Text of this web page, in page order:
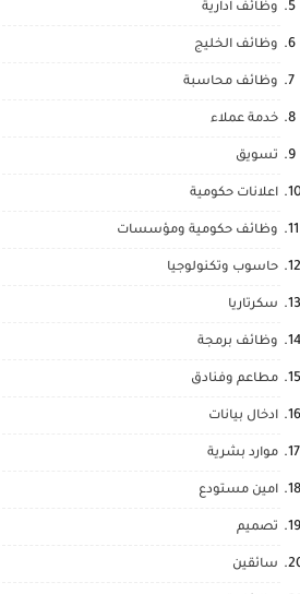
وظائف ادارية
وظائف الخليج
وظائف محاسبة
خدمة عملاء
تسويق
اعلانات حكومية
وظائف حكومية ومؤسسات
حاسوب وتكنولوجيا
سكرتاريا
وظائف برمجة
مطاعم وفنادق
ادخال بيانات
موارد بشرية
امين مستودع
تصميم
سائقين